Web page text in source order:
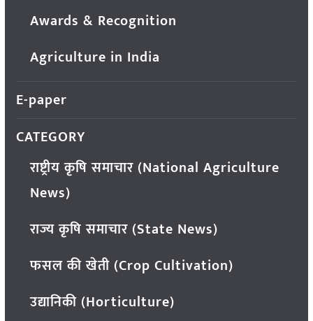
Awards & Recognition
Agriculture in India
E-paper
CATEGORY
राष्ट्रीय कृषि समाचार (National Agriculture
News)
राज्य कृषि समाचार (State News)
फसल की खेती (Crop Cultivation)
उद्यानिकी (Horticulture)